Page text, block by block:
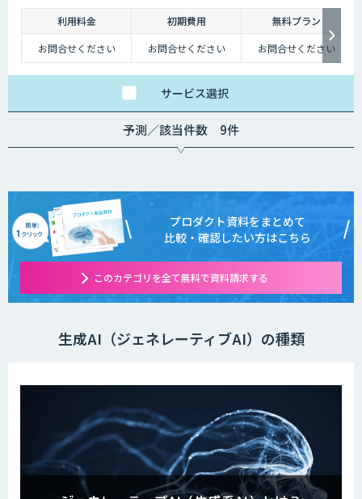
利用料金 初期費用
無料プラン
お問合せください
お問合せください お問合せください
サービス選択
予測／該当件数 9件
プロダクト資料をまとめて
比較・確認したい方はこちら
このカテゴリを全て無料で資料請求する
生成AI（ジェネレーティブAI）の種類